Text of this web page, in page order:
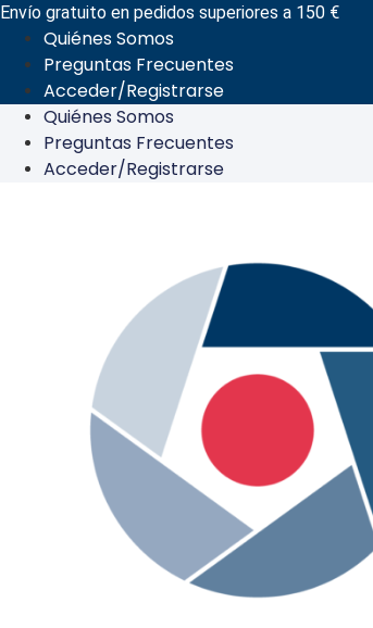
Ir
contenido
Envío gratuito en pedidos superiores a 150 €
Quiénes Somos
Preguntas Frecuentes
Acceder/Registrarse
Quiénes Somos
Preguntas Frecuentes
Acceder/Registrarse